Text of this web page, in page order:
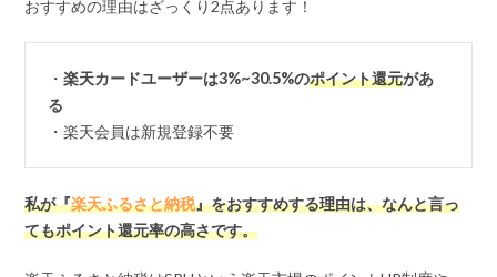
おすすめの理由はざっくり2点あります！
・楽天カードユーザーは3%~30.5%のポイント還元があ
る
・楽天会員は新規登録不要
私が『楽天ふるさと納税』をおすすめする理由は、なんと言っ
てもポイント還元率の高さです。